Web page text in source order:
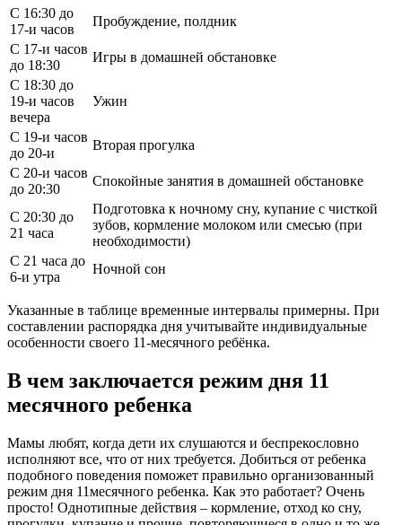
С 16:30 до
17-и часов
Пробуждение, полдник
С 17-и часов
до 18:30
Игры в домашней обстановке
С 18:30 до
19-и часов
вечера
Ужин
С 19-и часов
до 20-и
Вторая прогулка
С 20-и часов
до 20:30
Спокойные занятия в домашней обстановке
С 20:30 до
21 часа
Подготовка к ночному сну, купание с чисткой
зубов, кормление молоком или смесью (при
необходимости)
С 21 часа до
6-и утра
Ночной сон
Указанные в таблице временные интервалы примерны. При
составлении распорядка дня учитывайте индивидуальные
особенности своего 11-месячного ребёнка.
В чем заключается режим дня 11
месячного ребенка
Мамы любят, когда дети их слушаются и беспрекословно
исполняют все, что от них требуется. Добиться от ребенка
подобного поведения поможет правильно организованный
режим дня 11месячного ребенка. Как это работает? Очень
просто! Однотипные действия – кормление, отход ко сну,